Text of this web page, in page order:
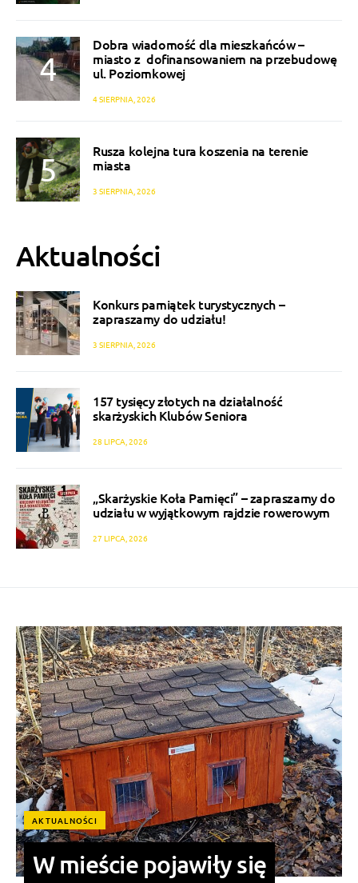
Dobra wiadomość dla mieszkańców –
miasto z dofinansowaniem na przebudowę
ul. Poziomkowej
4 SIERPNIA, 2026
Rusza kolejna tura koszenia na terenie
miasta
3 SIERPNIA, 2026
Aktualności
Konkurs pamiątek turystycznych –
zapraszamy do udziału!
3 SIERPNIA, 2026
157 tysięcy złotych na działalność
skarżyskich Klubów Seniora
28 LIPCA, 2026
„Skarżyskie Koła Pamięci” – zapraszamy do
udziału w wyjątkowym rajdzie rowerowym
27 LIPCA, 2026
AKTUALNOŚCI
W mieście pojawiły się